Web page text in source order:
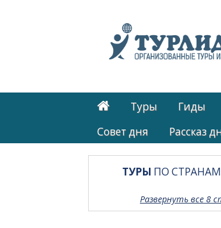
Туры Гиды
Cовет дня
Рассказ
ТУРЫ ПО СТРАНАМ
Развернуть все 8